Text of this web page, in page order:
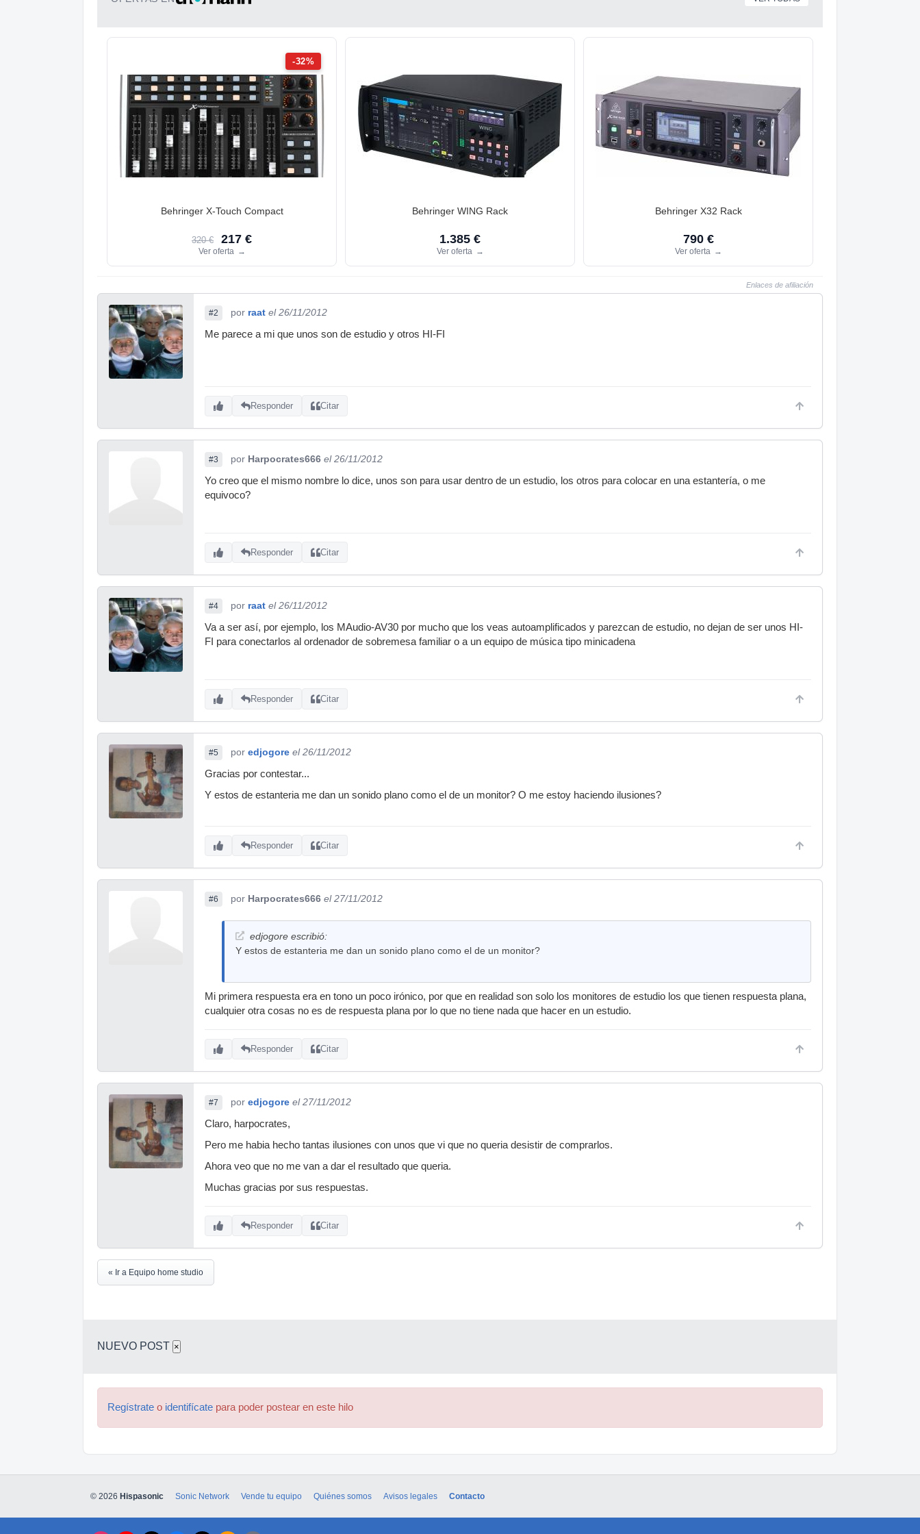
-32%
Behringer X-Touch Compact
320 € 217 €
Ver oferta →
Behringer WING Rack
1.385 €
Ver oferta →
Behringer X32 Rack
790 €
Ver oferta →
Enlaces de afiliación
#2 por raat el 26/11/2012
Me parece a mi que unos son de estudio y otros HI-FI
Responder Citar
#3 por Harpocrates666 el 26/11/2012
Yo creo que el mismo nombre lo dice, unos son para usar dentro de un estudio, los otros para colocar en una estantería, o me
equivoco?
Responder Citar
#4 por raat el 26/11/2012
Va a ser así, por ejemplo, los MAudio-AV30 por mucho que los veas autoamplificados y parezcan de estudio, no dejan de ser unos HI-
FI para conectarlos al ordenador de sobremesa familiar o a un equipo de música tipo minicadena
Responder Citar
#5 por edjogore el 26/11/2012
Gracias por contestar...
Y estos de estanteria me dan un sonido plano como el de un monitor? O me estoy haciendo ilusiones?
Responder Citar
#6 por Harpocrates666 el 27/11/2012
edjogore escribió:
Y estos de estanteria me dan un sonido plano como el de un monitor?
Mi primera respuesta era en tono un poco irónico, por que en realidad son solo los monitores de estudio los que tienen respuesta plana,
cualquier otra cosas no es de respuesta plana por lo que no tiene nada que hacer en un estudio.
Responder Citar
#7 por edjogore el 27/11/2012
Claro, harpocrates,
Pero me habia hecho tantas ilusiones con unos que vi que no queria desistir de comprarlos.
Ahora veo que no me van a dar el resultado que queria.
Muchas gracias por sus respuestas.
Responder Citar
« Ir a Equipo home studio
NUEVO POST ×
Regístrate o identifícate para poder postear en este hilo
© 2026 Hispasonic Sonic Network Vende tu equipo Quiénes somos Avisos legales Contacto